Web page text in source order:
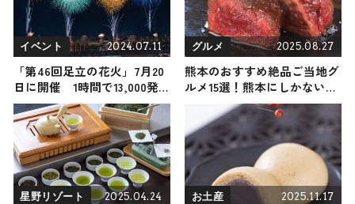
イベント 2024.07.11
「第46回足立の花火」7月20
日に開催 1時間で13,000発
打ち上げ
グルメ 2025.08.27
熊本のおすすめ絶品ご当地グ
ルメ15選！熊本にしかない名
物から人気の名店14選も紹介
星野リゾート 2025.04.24 お土産 2025.11.17